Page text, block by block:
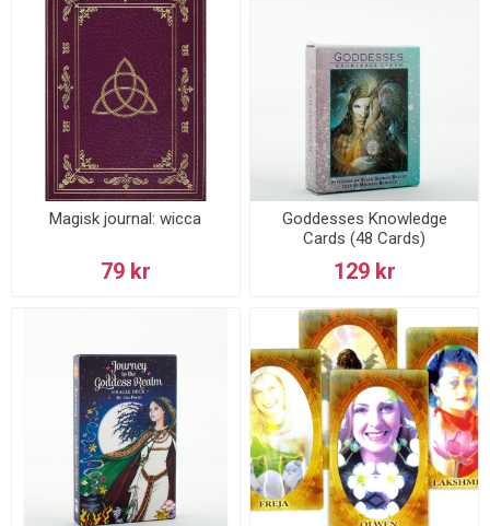
Magisk journal: wicca
79 kr
Goddesses Knowledge
Cards (48 Cards)
129 kr